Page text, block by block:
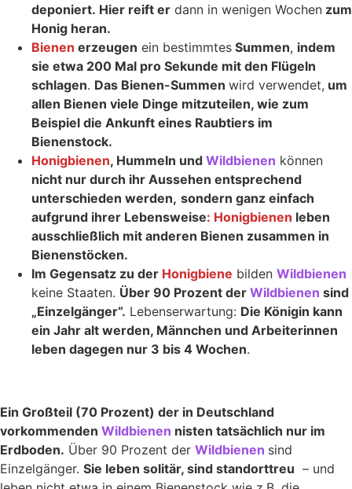
deponiert. Hier reift er dann in wenigen Wochen zum
Honig heran.
Bienen erzeugen ein bestimmtes Summen, indem
sie etwa 200 Mal pro Sekunde mit den Flügeln
schlagen. Das Bienen-Summen wird verwendet, um
allen Bienen viele Dinge mitzuteilen, wie zum
Beispiel die Ankunft eines Raubtiers im
Bienenstock.
Honigbienen, Hummeln und Wildbienen können
nicht nur durch ihr Aussehen entsprechend
unterschieden werden, sondern ganz einfach
aufgrund ihrer Lebensweise: Honigbienen leben
ausschließlich mit anderen Bienen zusammen in
Bienenstöcken.
Im Gegensatz zu der Honigbiene bilden Wildbienen
keine Staaten. Über 90 Prozent der Wildbienen sind
„Einzelgänger“. Lebenserwartung: Die Königin kann
ein Jahr alt werden, Männchen und Arbeiterinnen
leben dagegen nur 3 bis 4 Wochen.
Ein Großteil (70 Prozent) der in Deutschland
vorkommenden Wildbienen nisten tatsächlich nur im
Erdboden. Über 90 Prozent der Wildbienen sind
Einzelgänger. Sie leben solitär, sind standorttreu – und